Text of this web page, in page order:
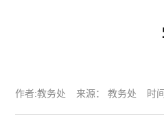
作者:教务处 来源： 教务处 时